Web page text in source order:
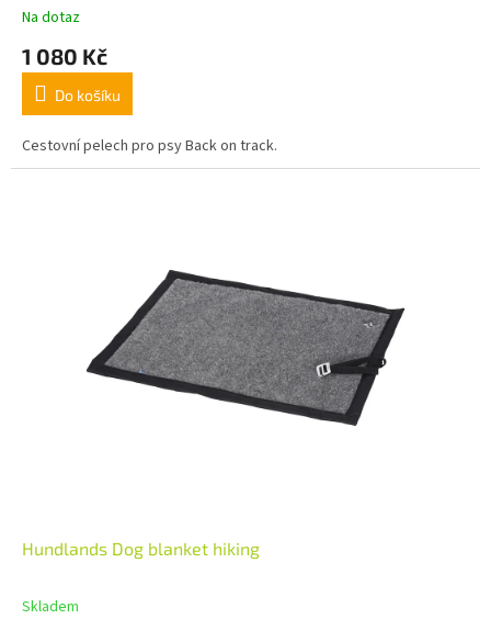
Na dotaz
1 080 Kč
Do košíku
Cestovní pelech pro psy Back on track.
Hundlands Dog blanket hiking
Skladem